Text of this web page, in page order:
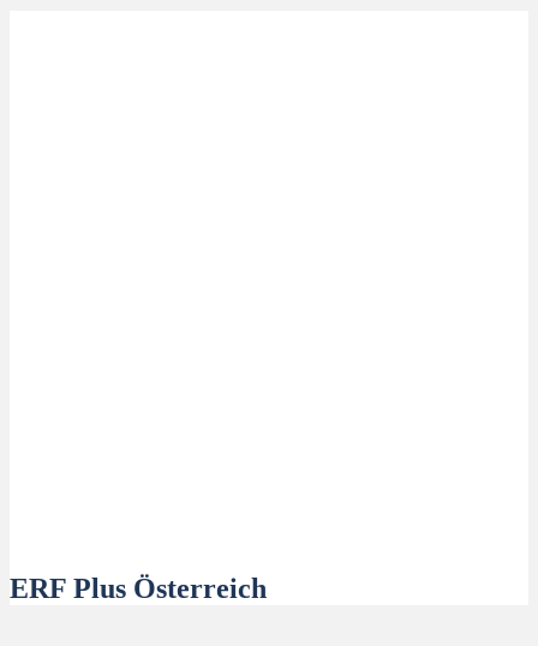
ERF Plus Österreich